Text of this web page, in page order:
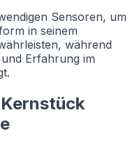
Sensoren, um
in seinem
während
Erfahrung im